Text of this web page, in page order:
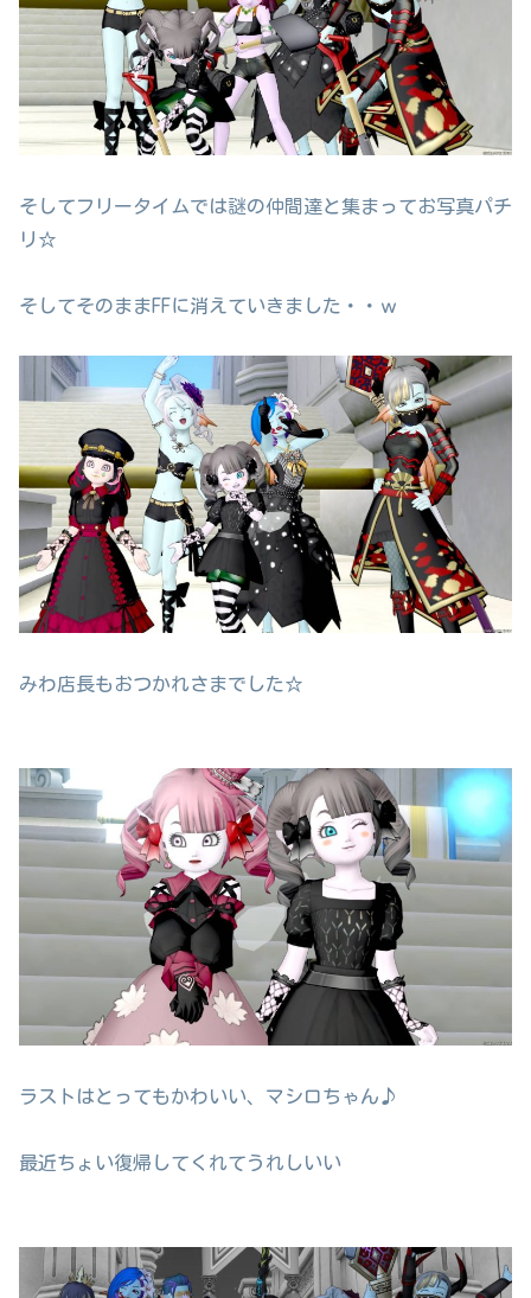
そしてフリータイムでは謎の仲間達と集まってお写真パチ
リ☆
そしてそのままFFに消えていきました・・ｗ
みわ店長もおつかれさまでした☆
ラストはとってもかわいい、マシロちゃん♪
最近ちょい復帰してくれてうれしいい